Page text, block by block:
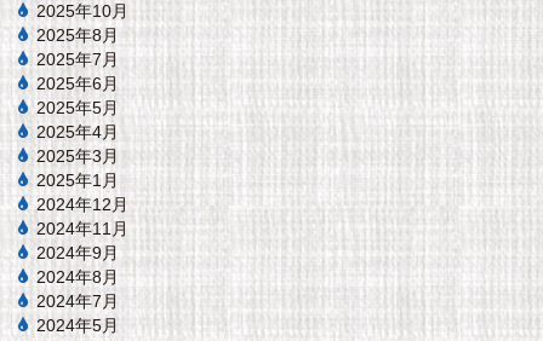
2025年10月
2025年8月
2025年7月
2025年6月
2025年5月
2025年4月
2025年3月
2025年1月
2024年12月
2024年11月
2024年9月
2024年8月
2024年7月
2024年5月